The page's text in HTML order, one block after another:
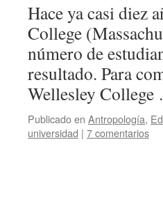
Hace ya casi diez
College
número de
resultado. Para
Wellesley
Publicado en Antropología,
universidad | 7 comentarios